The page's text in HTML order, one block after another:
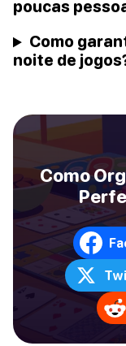
poucas
Como
noite de
Como